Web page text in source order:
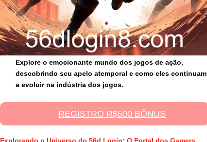
Explore o emocionante mundo dos jogos de ação,
descobrindo seu apelo atemporal e como eles continuam
a evoluir na indústria dos jogos.
REGISTRO R$500 BÔNUS
Explorando o Universo do 56d Login: O Portal dos Gamers